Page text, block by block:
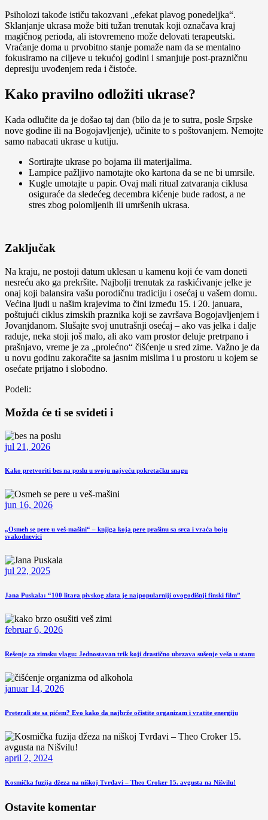
Psiholozi takođe ističu takozvani „efekat plavog ponedeljka“.
Sklanjanje ukrasa može biti tužan trenutak koji označava kraj
magičnog perioda, ali istovremeno može delovati terapeutski.
Vraćanje doma u prvobitno stanje pomaže nam da se mentalno
fokusiramo na ciljeve u tekućoj godini i smanjuje post-prazničnu
depresiju uvođenjem reda i čistoće.
Kako pravilno odložiti ukrase?
Kada odlučite da je došao taj dan (bilo da je to sutra, posle Srpske
nove godine ili na Bogojavljenje), učinite to s poštovanjem. Nemojte
samo nabacati ukrase u kutiju.
Sortirajte ukrase po bojama ili materijalima.
Lampice pažljivo namotajte oko kartona da se ne bi umrsile.
Kugle umotajte u papir. Ovaj mali ritual zatvaranja ciklusa
osiguraće da sledećeg decembra kićenje bude radost, a ne
stres zbog polomljenih ili umršenih ukrasa.
Zaključak
Na kraju, ne postoji datum uklesan u kamenu koji će vam doneti
nesreću ako ga prekršite. Najbolji trenutak za raskićivanje jelke je
onaj koji balansira vašu porodičnu tradiciju i osećaj u vašem domu.
Većina ljudi u našim krajevima to čini između 15. i 20. januara,
poštujući ciklus zimskih praznika koji se završava Bogojavljenjem i
Jovanjdanom. Slušajte svoj unutrašnji osećaj – ako vas jelka i dalje
raduje, neka stoji još malo, ali ako vam prostor deluje pretrpano i
prašnjavo, vreme je za „prolećno“ čišćenje u sred zime. Važno je da
u novu godinu zakoračite sa jasnim mislima i u prostoru u kojem se
osećate prijatno i slobodno.
Podeli:
Možda će ti se svideti i
jul 21, 2026
Kako pretvoriti bes na poslu u svoju najveću pokretačku snagu
jun 16, 2026
„Osmeh se pere u veš-mašini“ – knjiga koja pere prašinu sa srca i vraća boju
svakodnevici
jul 22, 2025
Jana Puskala: “100 litara pivskog zlata je najpopularniji ovogodišnji finski film”
februar 6, 2026
Rešenje za zimsku vlagu: Jednostavan trik koji drastično ubrzava sušenje veša u stanu
januar 14, 2026
Preterali ste sa pićem? Evo kako da najbrže očistite organizam i vratite energiju
april 2, 2024
Kosmička fuzija džeza na niškoj Tvrđavi – Theo Croker 15. avgusta na Nišvilu!
Ostavite komentar